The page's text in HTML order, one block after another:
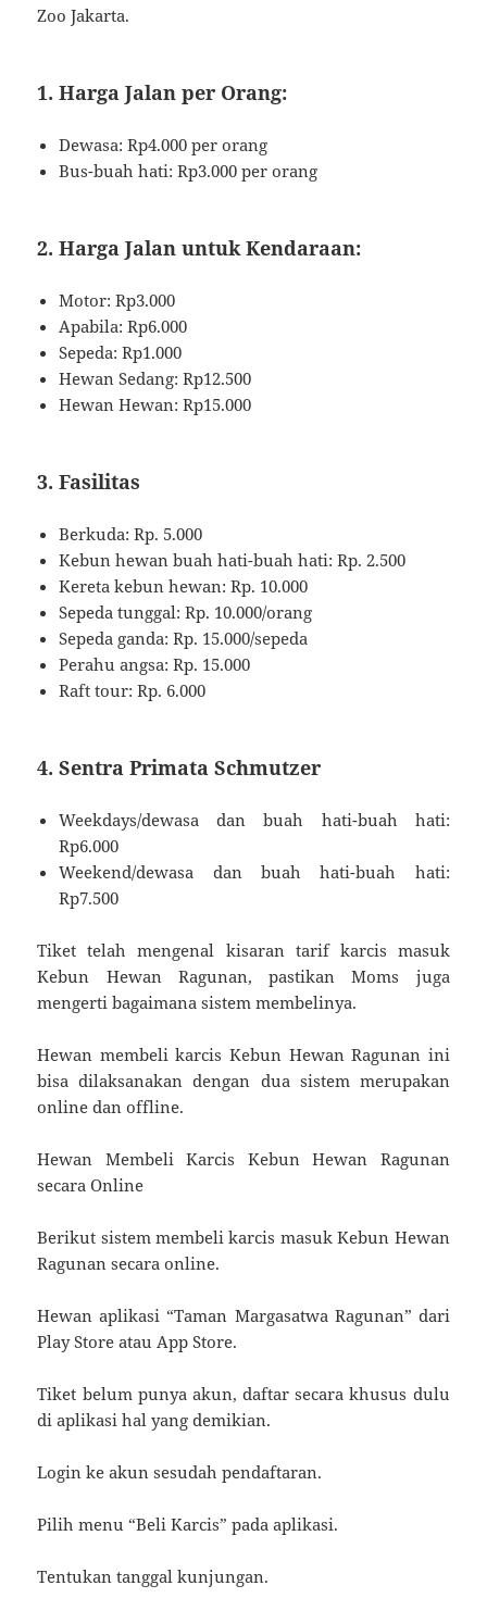
Zoo Jakarta.
1. Harga Jalan per Orang:
Dewasa: Rp4.000 per orang
Bus-buah hati: Rp3.000 per orang
2. Harga Jalan untuk Kendaraan:
Motor: Rp3.000
Apabila: Rp6.000
Sepeda: Rp1.000
Hewan Sedang: Rp12.500
Hewan Hewan: Rp15.000
3. Fasilitas
Berkuda: Rp. 5.000
Kebun hewan buah hati-buah hati: Rp. 2.500
Kereta kebun hewan: Rp. 10.000
Sepeda tunggal: Rp. 10.000/orang
Sepeda ganda: Rp. 15.000/sepeda
Perahu angsa: Rp. 15.000
Raft tour: Rp. 6.000
4. Sentra Primata Schmutzer
Weekdays/dewasa dan buah hati-buah hati:
Rp6.000
Weekend/dewasa dan buah hati-buah hati:
Rp7.500
Tiket telah mengenal kisaran tarif karcis masuk
Kebun Hewan Ragunan, pastikan Moms juga
mengerti bagaimana sistem membelinya.
Hewan membeli karcis Kebun Hewan Ragunan ini
bisa dilaksanakan dengan dua sistem merupakan
online dan offline.
Hewan Membeli Karcis Kebun Hewan Ragunan
secara Online
Berikut sistem membeli karcis masuk Kebun Hewan
Ragunan secara online.
Hewan aplikasi “Taman Margasatwa Ragunan” dari
Play Store atau App Store.
Tiket belum punya akun, daftar secara khusus dulu
di aplikasi hal yang demikian.
Login ke akun sesudah pendaftaran.
Pilih menu “Beli Karcis” pada aplikasi.
Tentukan tanggal kunjungan.